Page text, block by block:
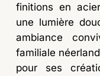
finitions en
une lumière
ambiance
familiale
pour ses